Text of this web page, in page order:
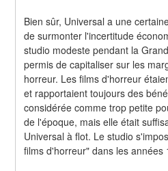
Bien sûr, Universal a une
de surmonter l'incertitude
studio modeste pendant la
permis de capitaliser sur les
horreur. Les films d'horreur
et rapportaient toujours des
considérée comme trop petite
de l'époque, mais elle était
Universal à flot. Le studio
films d'horreur" dans les années